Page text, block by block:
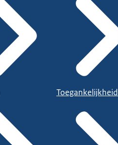
Toegankelijkheid